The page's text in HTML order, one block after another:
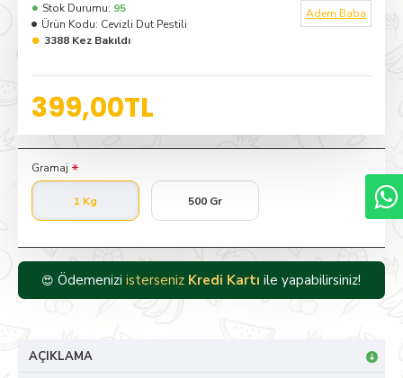
399,00TL
Stok Durumu: 95
Ürün Kodu: Cevizli Dut Pestili
Adem Baba
3388 Kez Bakıldı
Gramaj
1 Kg 500 Gr
😍 Ödemeniziisterseniz Kredi Kartı ile yapabilirsiniz!
AÇIKLAMA